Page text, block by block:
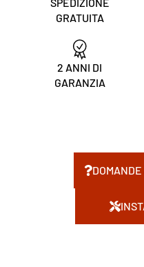
GRATUITA
2 ANNI DI
GARANZIA